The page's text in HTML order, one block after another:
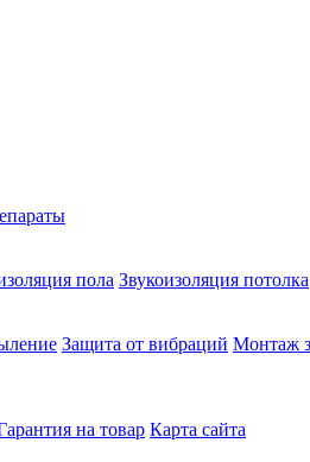
пола Звукоизоляция потолка
Защита от вибраций Монтаж
на товар Карта сайта